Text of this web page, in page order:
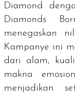
Diamond
Diamonds
menegaskan
Kampanye ini
dari alam,
makna
menjadikan